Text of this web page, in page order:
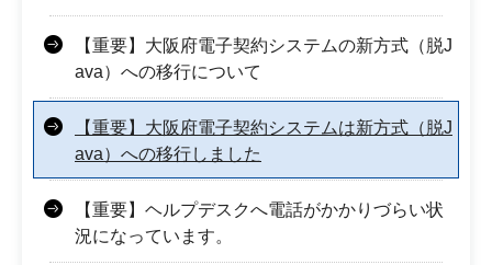
【重要】大阪府電子契約システムの新方式（脱J
ava）への移行について
【重要】大阪府電子契約システムは新方式（脱J
ava）への移行しました
【重要】ヘルプデスクへ電話がかかりづらい状
況になっています。